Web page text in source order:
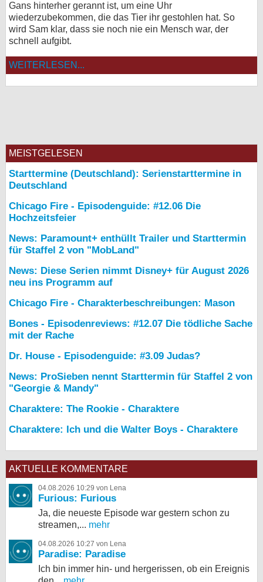
Gans hinterher gerannt ist, um eine Uhr
wiederzubekommen, die das Tier ihr gestohlen hat. So
wird Sam klar, dass sie noch nie ein Mensch war, der
schnell aufgibt.
WEITERLESEN...
MEISTGELESEN
Starttermine (Deutschland): Serienstarttermine in
Deutschland
Chicago Fire - Episodenguide: #12.06 Die
Hochzeitsfeier
News: Paramount+ enthüllt Trailer und Starttermin
für Staffel 2 von "MobLand"
News: Diese Serien nimmt Disney+ für August 2026
neu ins Programm auf
Chicago Fire - Charakterbeschreibungen: Mason
Bones - Episodenreviews: #12.07 Die tödliche Sache
mit der Rache
Dr. House - Episodenguide: #3.09 Judas?
News: ProSieben nennt Starttermin für Staffel 2 von
"Georgie & Mandy"
Charaktere: The Rookie - Charaktere
Charaktere: Ich und die Walter Boys - Charaktere
AKTUELLE KOMMENTARE
04.08.2026 10:29 von Lena
Furious: Furious
Ja, die neueste Episode war gestern schon zu
streamen,... mehr
04.08.2026 10:27 von Lena
Paradise: Paradise
Ich bin immer hin- und hergerissen, ob ein Ereignis